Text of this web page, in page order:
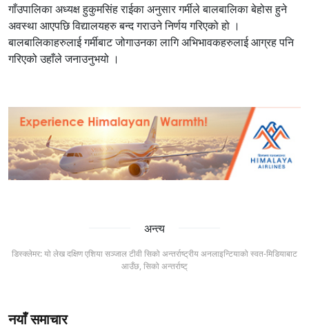
गाँउपालिका अध्यक्ष हुकुमसिंह राईका अनुसार गर्मीले बालबालिका बेहोस हुने
अवस्था आएपछि विद्यालयहरु बन्द गराउने निर्णय गरिएको हो ।
बालबालिकाहरुलाई गर्मीबाट जोगाउनका लागि अभिभावकहरुलाई आग्रह पनि
गरिएको उहाँले जनाउनुभयो ।
अन्त्य
डिस्क्लेमर: यो लेख दक्षिण एशिया सञ्जाल टीवी सिको अन्तर्राष्ट्रीय अनलाइन्टियाको स्वत-मिडियाबाट
आउँछ, सिको अन्तर्राष्ट्
नयाँ समाचार